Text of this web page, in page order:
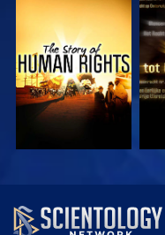
KIJK
KIJK